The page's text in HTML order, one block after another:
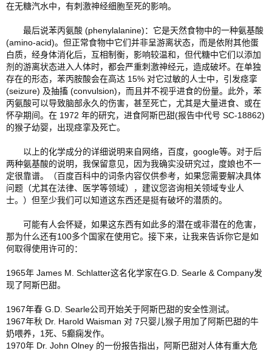
在无糖汽水中，有刺激神经细胞至死的影响。
最后说苯丙氨酸 (phenylalanine)：它是天然食物中的一种氨基酸
(amino-acid)。但正常食物中它们并非呈游离状态，而是依附其他蛋
白质，经身体消化后，互相制衡，影响较温和，但代糖中它们以添加
剂的游离状态进入人体时，都会严重刺激神经元，造成破坏。在单独
存在的形态，苯丙胺酸会在高达 15% 对它过敏的人士中，引发痉挛
(seizure) 及抽搐 (convulsion)，而且并不视乎进食的份量。此外，苯
丙氨酸可以导致脑部永久的伤害，甚至死亡，尤其是大量进食、或在
怀孕期间。在 1972 年的研究，进食阿斯巴甜(报告中代号 SC-18862)
的猴子幼婴，出现痉挛及死亡。
以上的化学成分的详细说明来自网络，百度，google等。对于后
两种氨基酸的说明，我保留意见，因为我确实没研究过，度娘也不一
定很靠谱。（百度百科中的词条内容仅供参考，如果您需要解决具体
问题（尤其在法律、医学等领域），建议您咨询相关领域专业人
士。）但至少我们可以知道这东西还是挺有破坏的潜质的。
可能有人会怀疑，如果这东西有如此多的潜在或非潜在的危害，
那为什么还有100多个国家在使用它。接下来，让我来告诉你它是如
何取得使用许可的：
1965年 James M. Schlatter这名化学家在G.D. Searle & Company发
现了阿斯巴甜。
1967年春 G.D. Searle公司开始关于阿斯巴甜的安全性测试。
1967年秋 Dr. Harold Waisman 对 7只婴儿猴子用加了阿斯巴甜的牛
奶喂养，1死、5癫痫发作。
1970年 Dr. John Olney 的一份报告指出，阿斯巴甜对人体有重大危